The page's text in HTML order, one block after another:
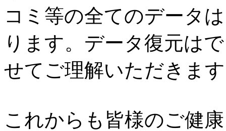
コミ等の全てのデータ
ります。データ復元は
せてご理解いただきま
これからも皆様のご健